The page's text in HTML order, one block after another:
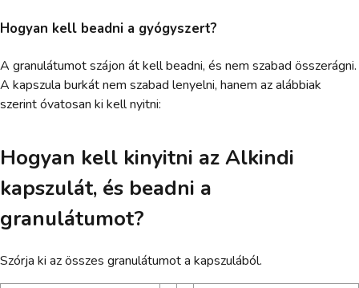
Hogyan kell beadni a gyógyszert?
A granulátumot szájon át kell beadni, és nem szabad összerágni.
A kapszula burkát nem szabad lenyelni, hanem az alábbiak
szerint óvatosan ki kell nyitni:
Hogyan kell kinyitni az Alkindi
kapszulát, és beadni a
granulátumot?
Szórja ki az összes granulátumot a kapszulából.